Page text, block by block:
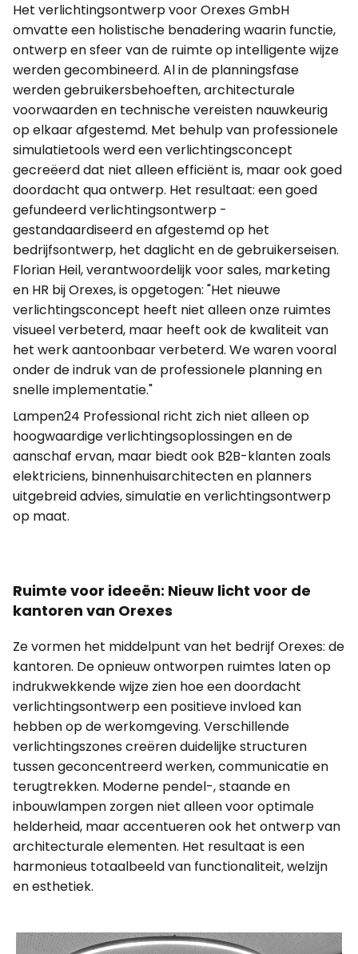
Het verlichtingsontwerp voor Orexes GmbH
omvatte een holistische benadering waarin functie,
ontwerp en sfeer van de ruimte op intelligente wijze
werden gecombineerd. Al in de planningsfase
werden gebruikersbehoeften, architecturale
voorwaarden en technische vereisten nauwkeurig
op elkaar afgestemd. Met behulp van professionele
simulatietools werd een verlichtingsconcept
gecreëerd dat niet alleen efficiënt is, maar ook goed
doordacht qua ontwerp. Het resultaat: een goed
gefundeerd verlichtingsontwerp -
gestandaardiseerd en afgestemd op het
bedrijfsontwerp, het daglicht en de gebruikerseisen.
Florian Heil, verantwoordelijk voor sales, marketing
en HR bij Orexes, is opgetogen: "Het nieuwe
verlichtingsconcept heeft niet alleen onze ruimtes
visueel verbeterd, maar heeft ook de kwaliteit van
het werk aantoonbaar verbeterd. We waren vooral
onder de indruk van de professionele planning en
snelle implementatie."
Lampen24 Professional richt zich niet alleen op
hoogwaardige verlichtingsoplossingen en de
aanschaf ervan, maar biedt ook B2B-klanten zoals
elektriciens, binnenhuisarchitecten en planners
uitgebreid advies, simulatie en verlichtingsontwerp
op maat.
Ruimte voor ideeën: Nieuw licht voor de
kantoren van Orexes
Ze vormen het middelpunt van het bedrijf Orexes: de
kantoren. De opnieuw ontworpen ruimtes laten op
indrukwekkende wijze zien hoe een doordacht
verlichtingsontwerp een positieve invloed kan
hebben op de werkomgeving. Verschillende
verlichtingszones creëren duidelijke structuren
tussen geconcentreerd werken, communicatie en
terugtrekken. Moderne pendel-, staande en
inbouwlampen zorgen niet alleen voor optimale
helderheid, maar accentueren ook het ontwerp van
architecturale elementen. Het resultaat is een
harmonieus totaalbeeld van functionaliteit, welzijn
en esthetiek.